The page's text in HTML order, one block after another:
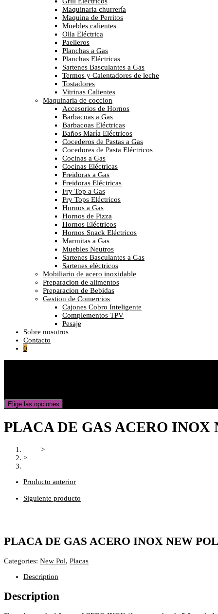
Maquinaria churrería
Maquina de Perritos
Muebles calientes
Olla Eléctrica
Paelleros
Planchas a Gas
Planchas Eléctricas
Sartenes Basculantes a Gas
Termos y Calentadores de leche
Tostadores
Vitrinas Calientes
Maquinaria de coccion
Accesorios de Hornos
Barbacoas a Gas
Barbacoas Eléctricas
Baños María Eléctricos
Cocederos de Pastas a Gas
Cocedores de Pasta Eléctricos
Cocinas a Gas
Cocinas Eléctricas
Freidoras a Gas
Freidoras Eléctricas
Fry Top a Gas
Fry Tops Eléctricos
Hornos a Gas
Hornos de Pizza
Hornos Eléctricos
Hornos Snack Eléctricos
Marmitas a Gas
Muebles Neutros
Sartenes Basculantes a Gas
Sartenes eléctricos
Mobiliario de acero inoxidable
Preparacion de alimentos
Preparacion de Bebidas
Gestion de Comercios
Cajones Cobro Inteligente
Complementos TPV
Pesaje
Sobre nosotros
Contacto
0
Elige las opciones
PLACA DE GAS ACERO INOX
>
>
Producto anterior
Siguiente producto
PLACA DE GAS ACERO INOX NEW POL
Categories: New Pol, Placas
Description
Description